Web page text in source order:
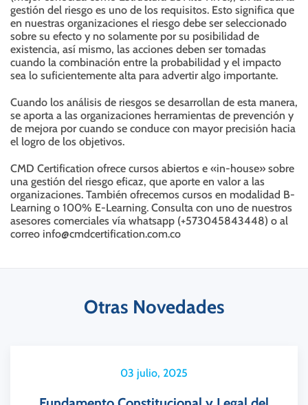
gestión del riesgo es uno de los requisitos. Esto significa que
en nuestras organizaciones el riesgo debe ser seleccionado
sobre su efecto y no solamente por su posibilidad de
existencia, así mismo, las acciones deben ser tomadas
cuando la combinación entre la probabilidad y el impacto
sea lo suficientemente alta para advertir algo importante.
Cuando los análisis de riesgos se desarrollan de esta manera,
se aporta a las organizaciones herramientas de prevención y
de mejora por cuando se conduce con mayor precisión hacia
el logro de los objetivos.
CMD Certification ofrece cursos abiertos e «in-house» sobre
una gestión del riesgo eficaz, que aporte en valor a las
organizaciones. También ofrecemos cursos en modalidad B-
Learning o 100% E-Learning. Consulta con uno de nuestros
asesores comerciales vía whatsapp (+573045843448) o al
correo info@cmdcertification.com.co
Otras Novedades
03 julio, 2025